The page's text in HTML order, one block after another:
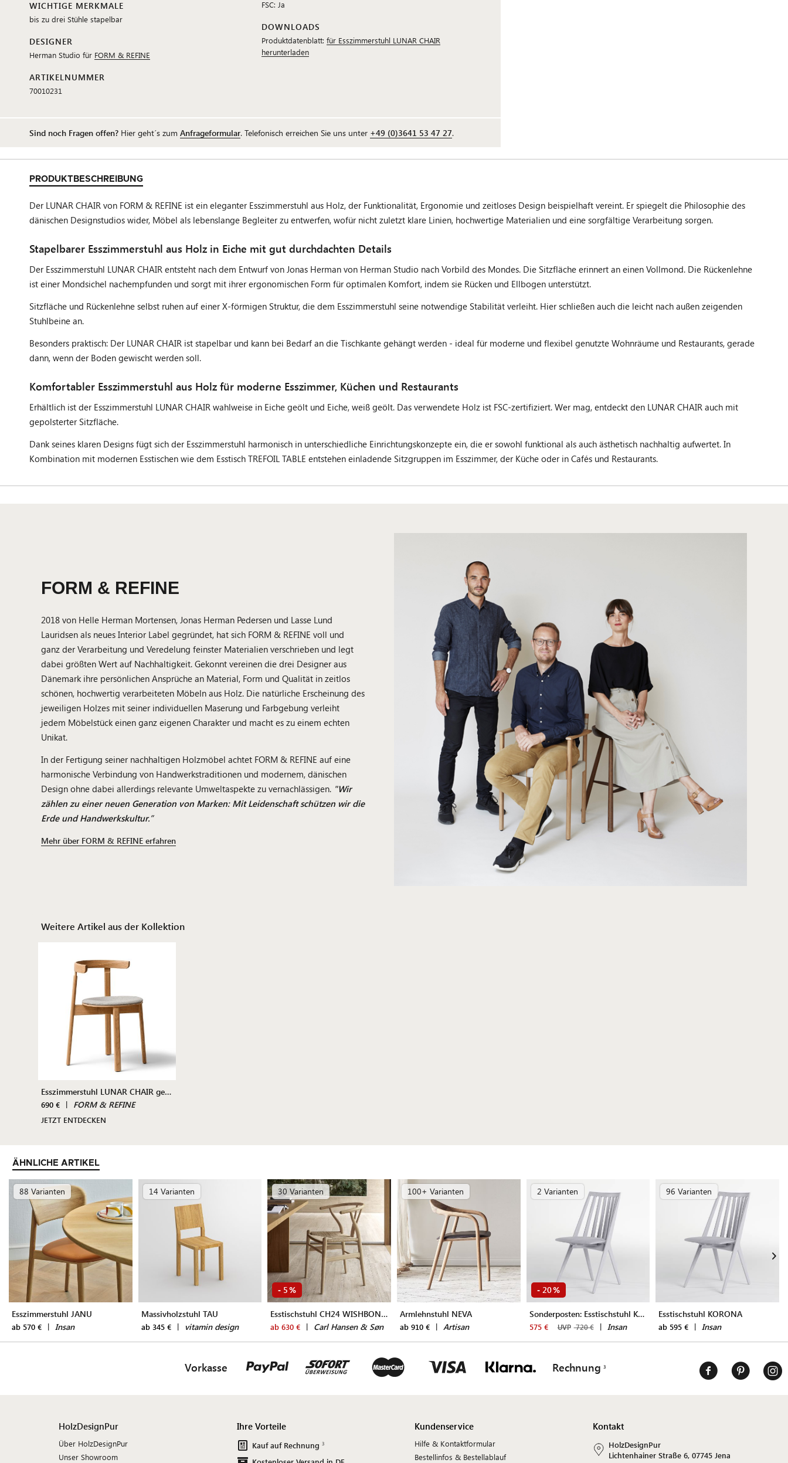
WICHTIGE MERKMALE
bis zu drei Stühle stapelbar
DESIGNER
Herman Studio für FORM & REFINE
ARTIKELNUMMER
70010231
FSC: Ja
DOWNLOADS
Produktdatenblatt: für Esszimmerstuhl LUNAR CHAIR
herunterladen
Sind noch Fragen offen? Hier geht´s zum Anfrageformular. Telefonisch erreichen Sie uns unter +49 (0)3641 53 47 27.
PRODUKTBESCHREIBUNG
Der LUNAR CHAIR von FORM & REFINE ist ein eleganter Esszimmerstuhl aus Holz, der Funktionalität, Ergonomie und zeitloses Design beispielhaft vereint. Er spiegelt die Philosophie des
dänischen Designstudios wider, Möbel als lebenslange Begleiter zu entwerfen, wofür nicht zuletzt klare Linien, hochwertige Materialien und eine sorgfältige Verarbeitung sorgen.
Stapelbarer Esszimmerstuhl aus Holz in Eiche mit gut durchdachten Details
Der Esszimmerstuhl LUNAR CHAIR entsteht nach dem Entwurf von Jonas Herman von Herman Studio nach Vorbild des Mondes. Die Sitzfläche erinnert an einen Vollmond. Die Rückenlehne
ist einer Mondsichel nachempfunden und sorgt mit ihrer ergonomischen Form für optimalen Komfort, indem sie Rücken und Ellbogen unterstützt.
Sitzfläche und Rückenlehne selbst ruhen auf einer X-förmigen Struktur, die dem Esszimmerstuhl seine notwendige Stabilität verleiht. Hier schließen auch die leicht nach außen zeigenden
Stuhlbeine an.
Besonders praktisch: Der LUNAR CHAIR ist stapelbar und kann bei Bedarf an die Tischkante gehängt werden - ideal für moderne und flexibel genutzte Wohnräume und Restaurants, gerade
dann, wenn der Boden gewischt werden soll.
Komfortabler Esszimmerstuhl aus Holz für moderne Esszimmer, Küchen und Restaurants
Erhältlich ist der Esszimmerstuhl LUNAR CHAIR wahlweise in Eiche geölt und Eiche, weiß geölt. Das verwendete Holz ist FSC-zertifiziert. Wer mag, entdeckt den LUNAR CHAIR auch mit
gepolsterter Sitzfläche.
Dank seines klaren Designs fügt sich der Esszimmerstuhl harmonisch in unterschiedliche Einrichtungskonzepte ein, die er sowohl funktional als auch ästhetisch nachhaltig aufwertet. In
Kombination mit modernen Esstischen wie dem Esstisch TREFOIL TABLE entstehen einladende Sitzgruppen im Esszimmer, der Küche oder in Cafés und Restaurants.
FORM & REFINE
2018 von Helle Herman Mortensen, Jonas Herman Pedersen und Lasse Lund
Lauridsen als neues Interior Label gegründet, hat sich FORM & REFINE voll und
ganz der Verarbeitung und Veredelung feinster Materialien verschrieben und legt
dabei größten Wert auf Nachhaltigkeit. Gekonnt vereinen die drei Designer aus
Dänemark ihre persönlichen Ansprüche an Material, Form und Qualität in zeitlos
schönen, hochwertig verarbeiteten Möbeln aus Holz. Die natürliche Erscheinung des
jeweiligen Holzes mit seiner individuellen Maserung und Farbgebung verleiht
jedem Möbelstück einen ganz eigenen Charakter und macht es zu einem echten
Unikat.
In der Fertigung seiner nachhaltigen Holzmöbel achtet FORM & REFINE auf eine
harmonische Verbindung von Handwerkstraditionen und modernem, dänischen
Design ohne dabei allerdings relevante Umweltaspekte zu vernachlässigen. "Wir
zählen zu einer neuen Generation von Marken: Mit Leidenschaft schützen wir die
Erde und Handwerkskultur.”
Mehr über FORM & REFINE erfahren
Weitere Artikel aus der Kollektion
Esszimmerstuhl LUNAR CHAIR gepolstert
690 € | FORM & REFINE
JETZT ENTDECKEN
ÄHNLICHE ARTIKEL
88 Varianten
Esszimmerstuhl JANU
ab 570 € | Insan
14 Varianten
Massivholzstuhl TAU
ab 345 € | vitamin design
30 Varianten
- 5 %
Esstischstuhl CH24 WISHBONE CHAIR
ab 630 € | Carl Hansen & Søn
100+ Varianten
Armlehnstuhl NEVA
ab 910 € | Artisan
2 Varianten
- 20%
Sonderposten: Esstischstuhl KORONA
575 € UVP 720 € | Insan
96 Varianten
Esstischstuhl KORONA
ab 595 € | Insan
Vorkasse Rechnung
HolzDesignPur
Über HolzDesignPur
Unser Showroom
Ihre Vorteile
Kauf auf Rechnung
Kundenservice
Hilfe & Kontaktformular
Bestellinfos & Bestellablauf
Kontakt
HolzDesignPur
Lichtenhainer Straße 6, 07745 Jena